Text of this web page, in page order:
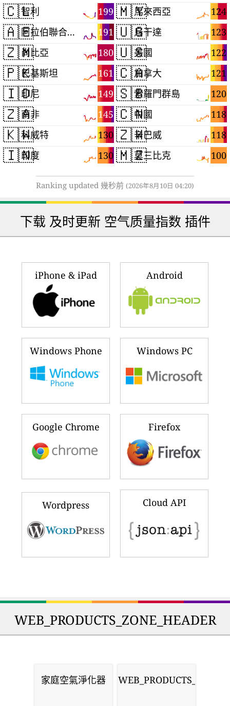
🇨🇱 199
智利
🇦🇪 191
阿拉伯聯合大公國
🇿🇲 180
尚比亞
🇵🇰 161
巴基斯坦
🇮🇩 149
印尼
🇿🇦 145
南非
🇰🇼 130
科威特
🇮🇳 130
印度
🇲🇾 124
馬來西亞
🇺🇬 123
烏干達
🇺🇸 122
美國
🇨🇦 121
加拿大
🇸🇧 120
索羅門群島
🇨🇳 118
中國
🇿🇼 118
辛巴威
🇲🇿 100
莫三比克
Ranking updated 幾秒前 (2026年8月10日 04:20)
下载 及时更新 空气质量指数 插件
iPhone & iPad Android
Windows Phone Windows PC
Google Chrome Firefox
Wordpress Cloud API
WEB_PRODUCTS_ZONE_HEADER
家庭空氣淨化器 WEB_PRODUCTS_MASKS